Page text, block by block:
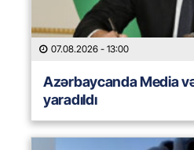
07.08.2026 - 13:00
Azərbaycanda Media və
yaradıldı